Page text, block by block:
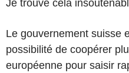
Je trouve cela
Le gouvernement suisse
possibilité de coopérer
européenne pour saisir